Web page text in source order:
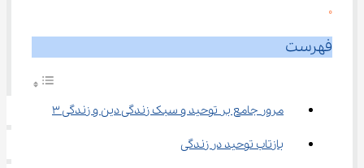
0
فهرست
مرور جامع بر توحید و سبک زندگی دین و زندگی ۳
بازتاب توحید در زندگی